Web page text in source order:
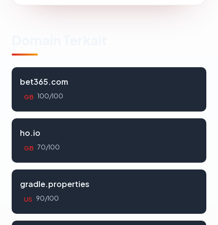
bet365.com
GB 100/100
ho.io
GB 70/100
gradle.properties
US 90/100